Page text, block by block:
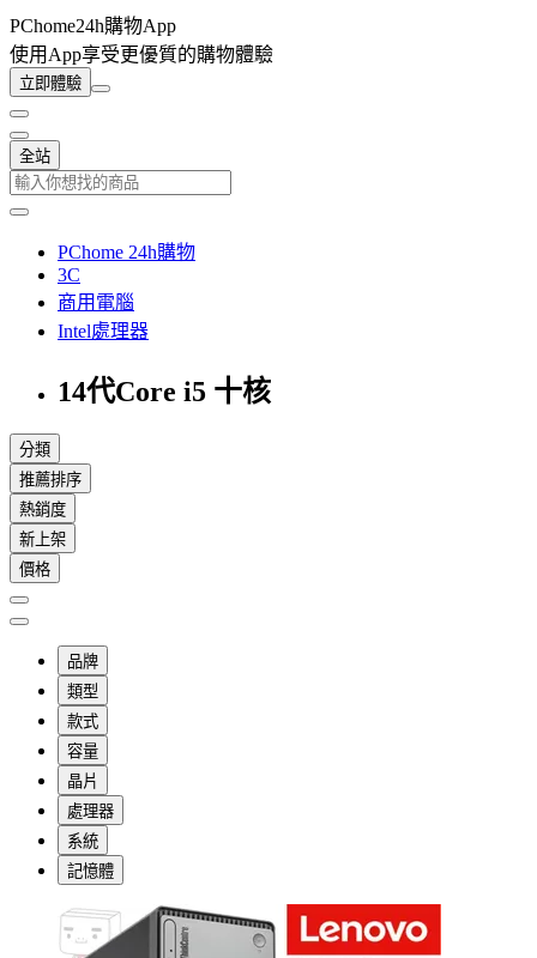
PChome24h購物App
使用App享受更優質的購物體驗
立即體驗
全站
PChome 24h購物
3C
商用電腦
Intel處理器
14代Core i5 十核
分類
推薦排序
熱銷度
新上架
價格
品牌
類型
款式
容量
晶片
處理器
系統
記憶體